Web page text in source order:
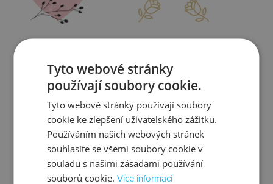
Kontrola Výměna
Tyto webové stránky
používají soubory cookie.
Tyto webové stránky používají soubory
cookie ke zlepšení uživatelského zážitku.
Používáním našich webových stránek
souhlasíte se všemi soubory cookie v
souladu s našimi zásadami používání
souborů cookie.Více informací